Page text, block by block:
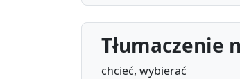
Tłumaczenie
chcieć, wybierać